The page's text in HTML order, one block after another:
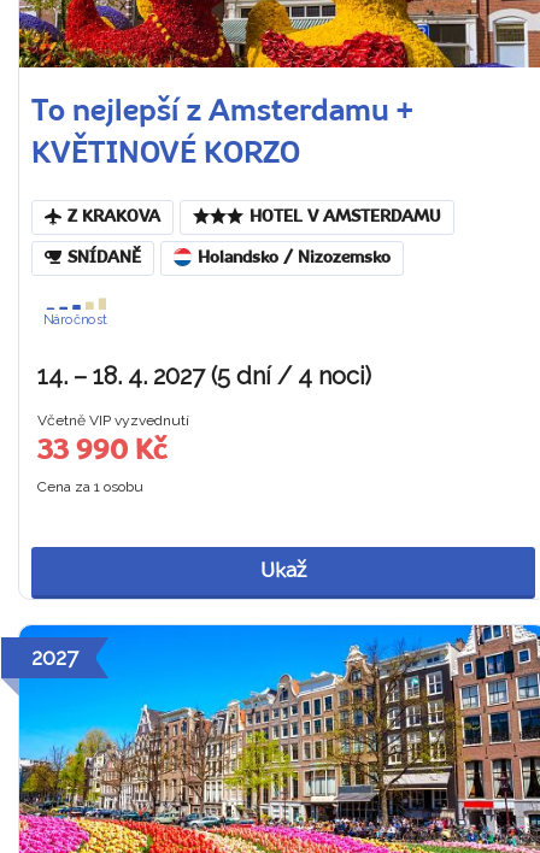
To nejlepší z Amsterdamu +
KVĚTINOVÉ KORZO
Z KRAKOVA HOTEL V AMSTERDAMU
SNÍDANĚ Holandsko / Nizozemsko
Náročnost
14. – 18. 4. 2027 (5 dní / 4 noci)
Včetně VIP vyzvednutí
33 990 Kč
Cena za 1 osobu
Ukaž
2027